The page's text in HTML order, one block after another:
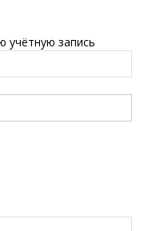
учётную запись